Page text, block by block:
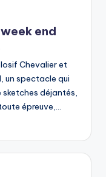
end
Chevalier et
un spectacle qui
déjantés,
épreuve,…